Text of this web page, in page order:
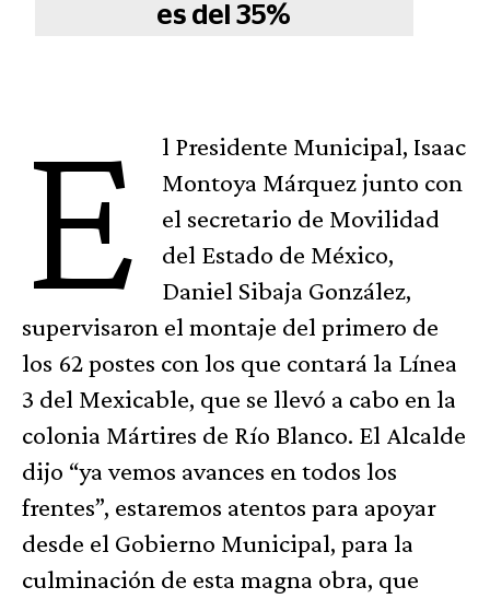
es del 35%
E
l Presidente Municipal, Isaac
Montoya Márquez junto con
el secretario de Movilidad
del Estado de México,
Daniel Sibaja González,
supervisaron el montaje del primero de
los 62 postes con los que contará la Línea
3 del Mexicable, que se llevó a cabo en la
colonia Mártires de Río Blanco. El Alcalde
dijo “ya vemos avances en todos los
frentes”, estaremos atentos para apoyar
desde el Gobierno Municipal, para la
culminación de esta magna obra, que